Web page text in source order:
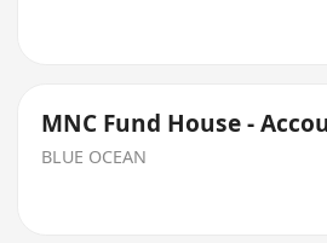
MNC Fund House -
BLUE OCEAN